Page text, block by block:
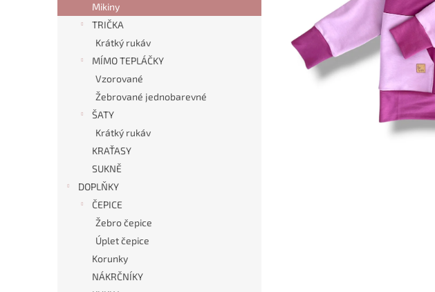
Mikiny
TRIČKA
Krátký rukáv
MÍMO TEPLÁČKY
Vzorované
Žebrované jednobarevné
ŠATY
Krátký rukáv
KRAŤASY
SUKNĚ
DOPLŇKY
ČEPICE
Žebro čepice
Úplet čepice
Korunky
NÁKRČNÍKY